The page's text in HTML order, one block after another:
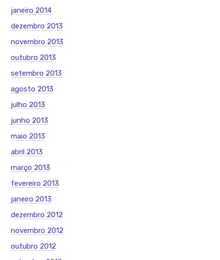
janeiro 2014
dezembro 2013
novembro 2013
outubro 2013
setembro 2013
agosto 2013
julho 2013
junho 2013
maio 2013
abril 2013
março 2013
fevereiro 2013
janeiro 2013
dezembro 2012
novembro 2012
outubro 2012